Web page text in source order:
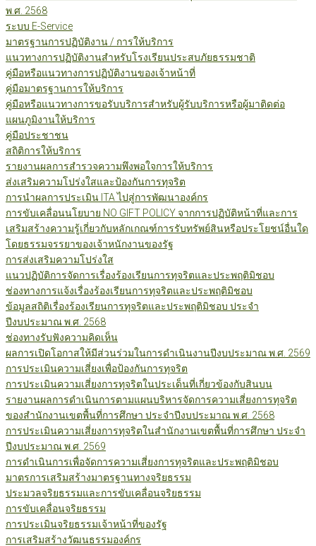
พ.ศ. 2568
ระบบ E-Service
มาตรฐานการปฏิบัติงาน / การให้บริการ
แนวทางการปฏิบัติงานสำหรับโรงเรียนประสบภัยธรรมชาติ
คู่มือหรือแนวทางการปฏิบัติงานของเจ้าหน้าที่
คู่มือมาตรฐานการให้บริการ
คู่มือหรือแนวทางการขอรับบริการสำหรับผู้รับบริการหรือผู้มาติดต่อ
แผนภูมิงานให้บริการ
คู่มือประชาชน
สถิติการให้บริการ
รายงานผลการสำรวจความพึงพอใจการให้บริการ
ส่งเสริมความโปร่งใสและป้องกันการทุจริต
การนำผลการประเมิน ITA ไปสู่การพัฒนาองค์กร
การขับเคลื่อนนโยบาย NO GIFT POLICY จากการปฏิบัติหน้าที่และการ
เสริมสร้างความรู้เกี่ยวกับหลักเกณฑ์การรับทรัพย์สินหรือประโยชน์อื่นใด
โดยธรรมจรรยาของเจ้าหนักงานของรัฐ
การส่งเสริมความโปร่งใส
แนวปฏิบัติการจัดการเรื่องร้องเรียนการทุจริตและประพฤติมิชอบ
ช่องทางการแจ้งเรื่องร้องเรียนการทุจริตและประพฤติมิชอบ
ข้อมูลสถิติเรื่องร้องเรียนการทุจริตและประพฤติมิชอบ ประจำ
ปีงบประมาณ พ.ศ. 2568
ช่องทางรับฟังความคิดเห็น
ผลการเปิดโอกาสให้มีส่วนร่วมในการดำเนินงานปีงบประมาณ พ.ศ. 2569
การประเมินความเสี่ยงเพื่อป้องกันการทุจริต
การประเมินความเสี่ยงการทุจริตในประเด็นที่เกี่ยวข้องกับสินบน
รายงานผลการดำเนินการตามแผนบริหารจัดการความเสี่ยงการทุจริต
ของสำนักงานเขตพื้นที่การศึกษา ประจำปีงบประมาณ พ.ศ. 2568
การประเมินความเสี่ยงการทุจริตในสำนักงานเขตพื้นที่การศึกษา ประจำ
ปีงบประมาณ พ.ศ. 2569
การดำเนินการเพื่อจัดการความเสี่ยงการทุจริตและประพฤติมิชอบ
มาตรการเสริมสร้างมาตรฐานทางจริยธรรม
ประมวลจริยธรรมและการขับเคลื่อนจริยธรรม
การขับเคลื่อนจริยธรรม
การประเมินจริยธรรมเจ้าหน้าที่ของรัฐ
การเสริมสร้างวัฒนธรรมองค์กร